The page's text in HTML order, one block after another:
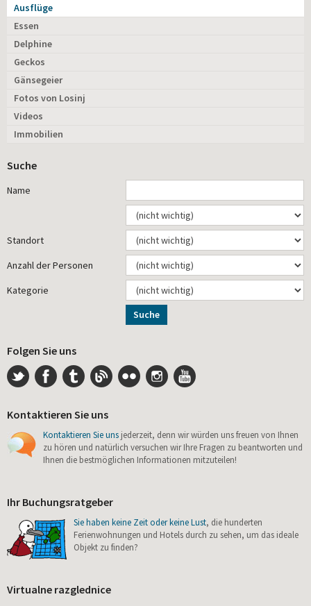
Ausflüge
Essen
Delphine
Geckos
Gänsegeier
Fotos von Losinj
Videos
Immobilien
Suche
Name
Standort
Anzahl der Personen
Kategorie
Suche
Folgen Sie uns
Kontaktieren Sie uns
Kontaktieren Sie uns jederzeit, denn wir würden uns freuen von Ihnen
zu hören und natürlich versuchen wir Ihre Fragen zu beantworten und
Ihnen die bestmöglichen Informationen mitzuteilen!
Ihr Buchungsratgeber
Sie haben keine Zeit oder keine Lust, die hunderten
Ferienwohnungen und Hotels durch zu sehen, um das ideale
Objekt zu finden?
Virtualne razglednice